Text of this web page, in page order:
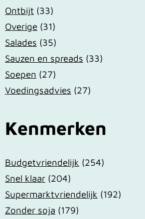
Ontbijt (33)
Overige (31)
Salades (35)
Sauzen en spreads (33)
Soepen (27)
Voedingsadvies (27)
Kenmerken
Budgetvriendelijk (254)
Snel klaar (204)
Supermarktvriendelijk (192)
Zonder soja (179)